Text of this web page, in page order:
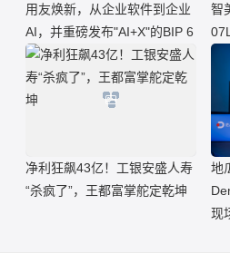
用友焕新，从企业软件到企业
AI，并重磅发布"AI+X"的BIP 6
智
净利狂飙43亿！工银安盛人寿
“杀疯了”，王都富掌舵定乾坤
地
现